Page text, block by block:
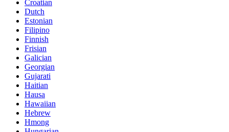
Croatian
Dutch
Estonian
Filipino
Finnish
Frisian
Galician
Georgian
Gujarati
Haitian
Hausa
Hawaiian
Hebrew
Hmong